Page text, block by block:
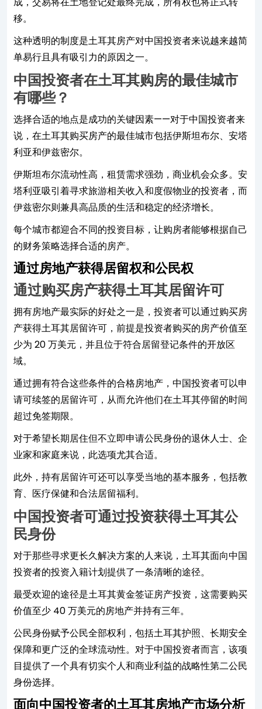
移。
这种透明的制度是土耳其房产对中国投资者来说越来越简
单易行且具有吸引力的原因之一。
中国投资者在土耳其购房的最佳城市
有哪些？
选择合适的地点是成功的关键因素——对于中国投资者来
说，在土耳其购买房产的最佳城市包括伊斯坦布尔、安塔
利亚和伊兹密尔。
伊斯坦布尔流动性高，租赁需求强劲，商业机会众多。安
塔利亚吸引着寻求旅游相关收入和度假物业的投资者，而
伊兹密尔则兼具高品质的生活和稳定的经济增长。
每个城市都迎合不同的投资目标，让购房者能够根据自己
的财务策略选择合适的房产。
通过房地产获得居留权和公民权
通过购买房产获得土耳其居留许可
拥有房地产最实际的好处之一是，投资者可以通过购买房
产获得土耳其居留许可，前提是投资者购买的房产价值至
少为 20 万美元，并且位于符合居留登记条件的开放区
域。
通过拥有符合这些条件的合格房地产，中国投资者可以申
请可续签的居留许可，从而允许他们在土耳其停留的时间
超过免签期限。
对于希望长期居住但不立即申请公民身份的退休人士、企
业家和家庭来说，此选项尤其合适。
此外，持有居留许可还可以享受当地的基本服务，包括教
育、医疗保健和合法居留福利。
中国投资者可通过投资获得土耳其公
民身份
对于那些寻求更长久解决方案的人来说，土耳其面向中国
投资者的投资入籍计划提供了一条清晰的途径。
最受欢迎的途径是土耳其黄金签证房产投资，这需要购买
价值至少 40 万美元的房地产并持有三年。
公民身份赋予公民全部权利，包括土耳其护照、长期安全
保障和更广泛的全球流动性。对于中国投资者而言，该项
目提供了一个具有切实个人和商业利益的战略性第二公民
身份选择。
面向中国投资者的土耳其房地产市场分析